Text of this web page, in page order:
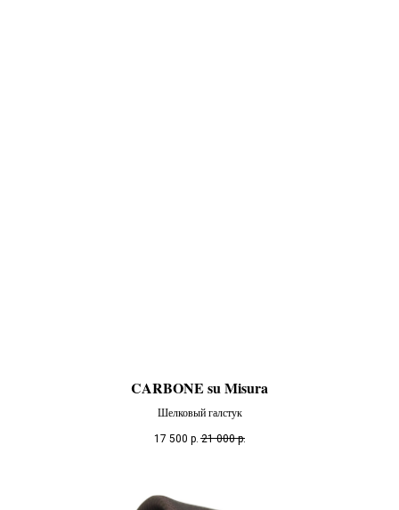
CARBONE su Misura
Шелковый галстук
17 500 р. 21 000 р.